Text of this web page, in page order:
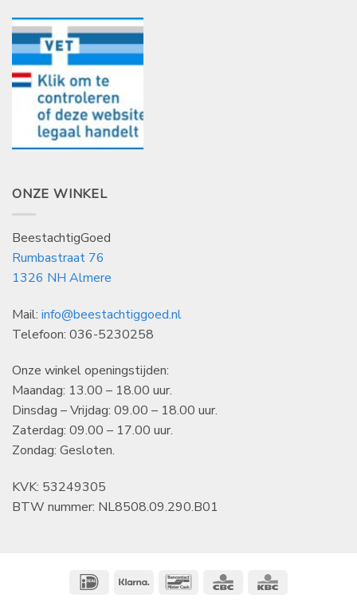
ONZE WINKEL
BeestachtigGoed
Rumbastraat 76
1326 NH Almere
Mail: info@beestachtiggoed.nl
Telefoon: 036-5230258
Onze winkel openingstijden:
Maandag: 13.00 – 18.00 uur.
Dinsdag – Vrijdag: 09.00 – 18.00 uur.
Zaterdag: 09.00 – 17.00 uur.
Zondag: Gesloten.
KVK: 53249305
BTW nummer: NL8508.09.290.B01
IDeal Klarna BancontactCBC